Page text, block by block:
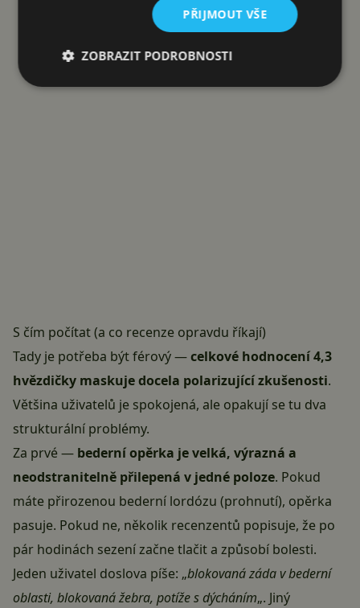
Reklama
S čím počítat (a co recenze opravdu říkají)
Tady je potřeba být férový —celkové hodnocení 4,3
hvězdičky maskuje docela polarizující zkušenosti.
Většina uživatelů je spokojená, ale opakují se tu dva
strukturální problémy.
Za prvé — bederní opěrka je velká, výrazná a
neodstranitelně přilepená v jedné poloze. Pokud
máte přirozenou bederní lordózu (prohnutí), opěrka
pasuje. Pokud ne, několik recenzentů popisuje, že po
pár hodinách sezení začne tlačit a způsobí bolesti.
Jeden uživatel doslova píše: „blokovaná záda v bederní
oblasti, blokovaná žebra, potíže s dýcháním„. Jiný
PŘIJMOUT VŠE
ZOBRAZIT PODROBNOSTI